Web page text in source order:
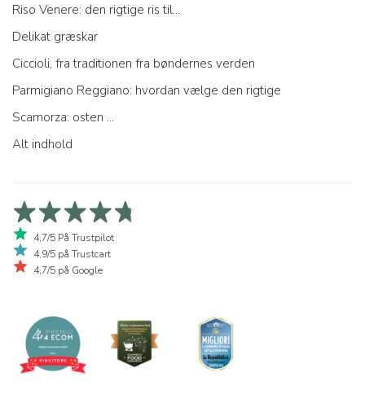
Riso Venere: den rigtige ris til...
Delikat græskar
Ciccioli, fra traditionen fra bøndernes verden
Parmigiano Reggiano: hvordan vælge den rigtige
Scamorza: osten ...
Alt indhold
4,7/5 På Trustpilot
4,9/5 på Trustcart
4,7/5 på Google